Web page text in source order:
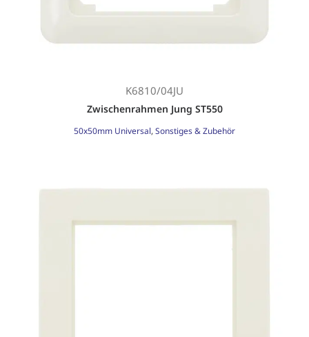
K6810/04JU
Zwischenrahmen Jung ST550
50x50mm Universal, Sonstiges & Zubehör